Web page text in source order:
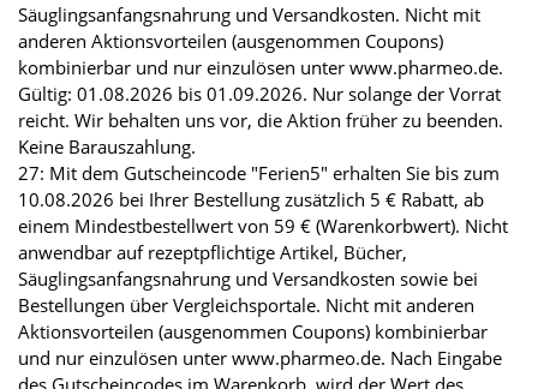
Säuglingsanfangsnahrung und Versandkosten. Nicht mit
anderen Aktionsvorteilen (ausgenommen Coupons)
kombinierbar und nur einzulösen unter www.pharmeo.de.
Gültig: 01.08.2026 bis 01.09.2026. Nur solange der Vorrat
reicht. Wir behalten uns vor, die Aktion früher zu beenden.
Keine Barauszahlung.
27: Mit dem Gutscheincode "Ferien5" erhalten Sie bis zum
10.08.2026 bei Ihrer Bestellung zusätzlich 5 € Rabatt, ab
einem Mindestbestellwert von 59 € (Warenkorbwert). Nicht
anwendbar auf rezeptpflichtige Artikel, Bücher,
Säuglingsanfangsnahrung und Versandkosten sowie bei
Bestellungen über Vergleichsportale. Nicht mit anderen
Aktionsvorteilen (ausgenommen Coupons) kombinierbar
und nur einzulösen unter www.pharmeo.de. Nach Eingabe